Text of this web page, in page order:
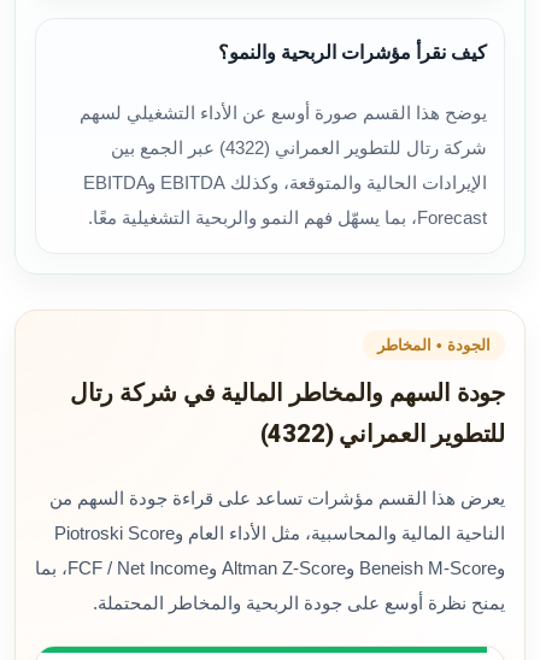
كيف نقرأ مؤشرات الربحية والنمو؟
يوضح هذا القسم صورة أوسع عن الأداء التشغيلي لسهم
شركة رتال للتطوير العمراني (4322) عبر الجمع بين
الإيرادات الحالية والمتوقعة، وكذلك EBITDA وEBITDA
Forecast، بما يسهّل فهم النمو والربحية التشغيلية معًا.
الجودة • المخاطر
جودة السهم والمخاطر المالية في شركة رتال
للتطوير العمراني (4322)
يعرض هذا القسم مؤشرات تساعد على قراءة جودة السهم من
الناحية المالية والمحاسبية، مثل الأداء العام وPiotroski Score
وBeneish M-Score وAltman Z-Score وFCF / Net Income، بما
يمنح نظرة أوسع على جودة الربحية والمخاطر المحتملة.